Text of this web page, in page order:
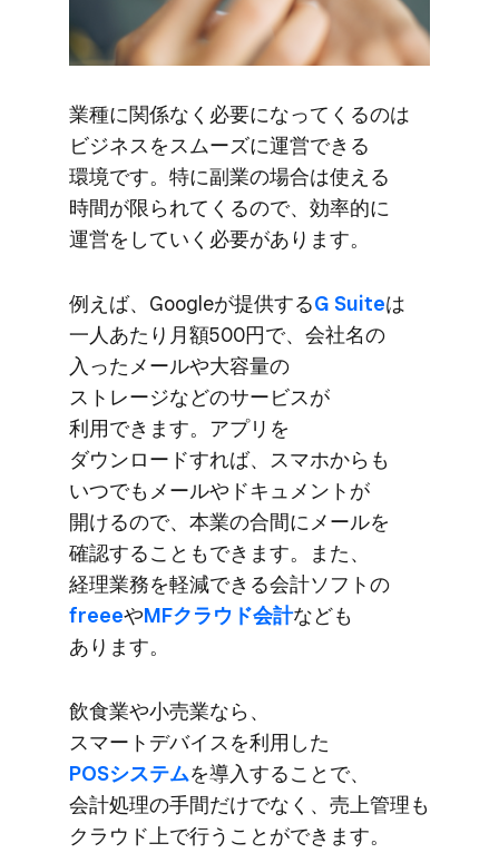
業種に​関係なく​必要に​なってくるのは​
ビジネスを​スムーズに​運営できる​
環境です。​特に​副業の​場合は​使える​
時間が​限られてくるので、​効率的に​
運営を​していく​必要が​あります。
例えば、​Googleが​提供する​G Suiteは​
一人​あたり月額500円で、​会社名の​
入った​メールや​大容量の​
ストレージなどの​サービスが​
利用できます。​アプリを​
ダウンロードすれば、​スマホからも​
いつでも​メールや​ドキュメントが​
開けるので、​本業の​合間に​メールを​
確認する​ことも​できます。​また、​
経理業務を​軽減できる​会計ソフトの
freeeや​MFクラウド会計なども​
あります。
飲食業や​小売業なら、​
スマートデバイスを​利用した
POSシステムを​導入する​ことで、​
会計処理の​手間だけでなく、​売上管理も​
クラウド上で​行うことができます。​